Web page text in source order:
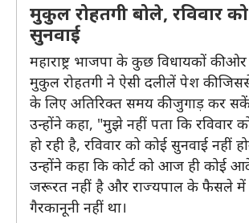
मुकुल रोहतगी बोले, रविवार को
सुनवाई
महाराष्ट्र भाजपा के कुछ विधायकों की
मुकुल रोहतगी ने ऐसी दलीलें पेश की
के लिए अतिरिक्त समय की जुगाड़ कर
उन्होंने कहा, "मुझे नहीं पता कि रविवार
हो रही है, रविवार को कोई सुनवाई नहीं
उन्होंने कहा कि कोर्ट को आज ही कोई
जरूरत नहीं है और राज्यपाल के फैसले
गैरकानूनी नहीं था।